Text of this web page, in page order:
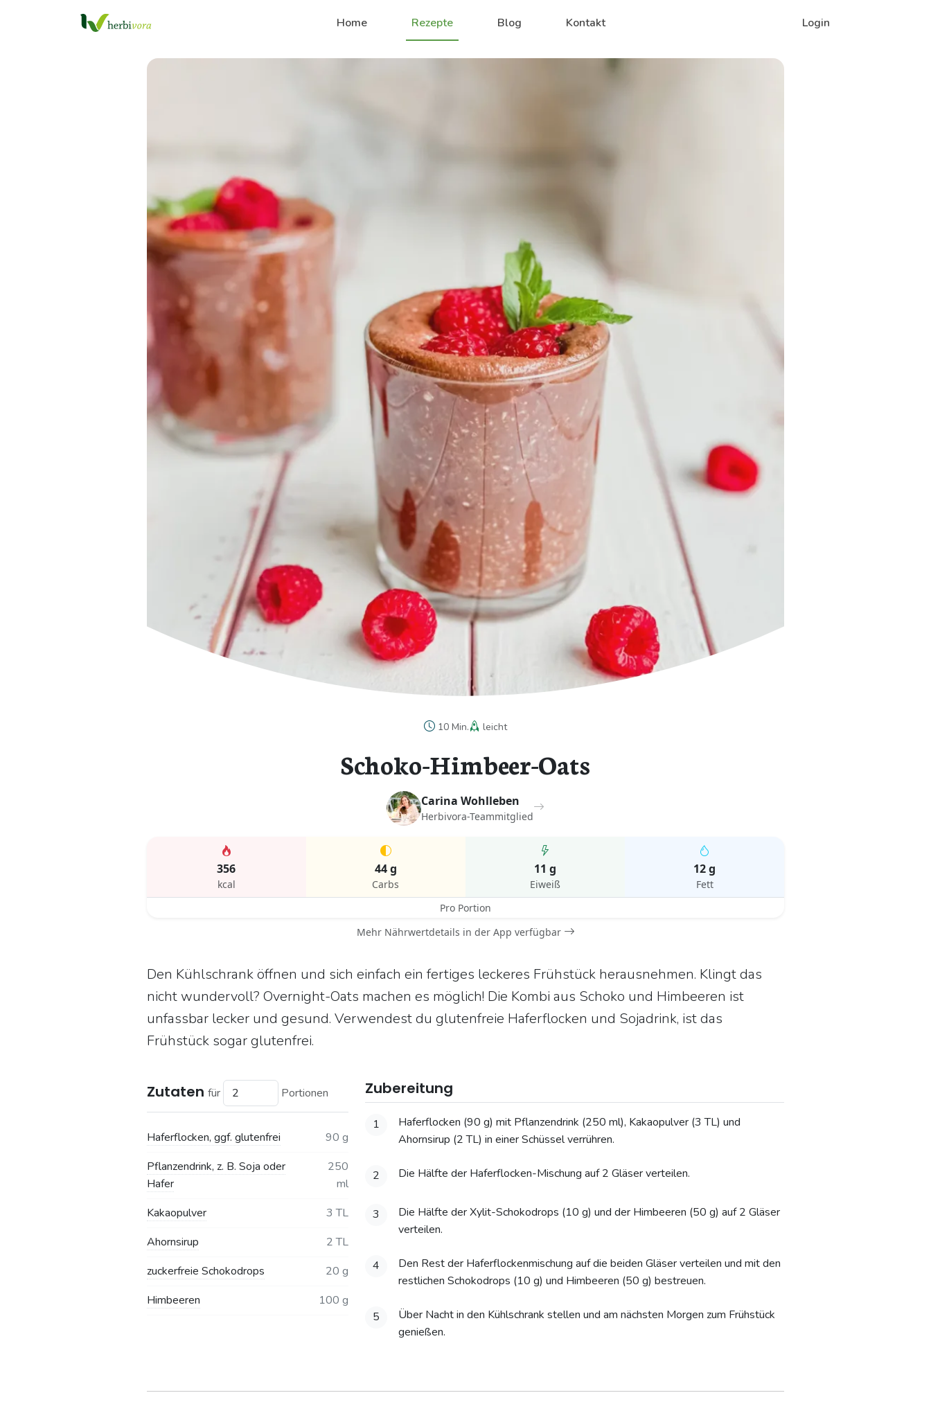
Home Rezepte Blog Kontakt Login
10 Min. leicht
Schoko-Himbeer-Oats
Carina Wohlleben
Herbivora-Teammitglied
356
kcal
44 g
Carbs
11 g
Eiweiß
12 g
Fett
Pro Portion
Mehr Nährwertdetails in der App verfügbar
Den Kühlschrank öffnen und sich einfach ein fertiges leckeres Frühstück herausnehmen. Klingt das
nicht wundervoll? Overnight-Oats machen es möglich! Die Kombi aus Schoko und Himbeeren ist
unfassbar lecker und gesund. Verwendest du glutenfreie Haferflocken und Sojadrink, ist das
Frühstück sogar glutenfrei.
Zutaten für Portionen
Haferflocken, ggf. glutenfrei
90 g
Pflanzendrink, z. B. Soja oder
Hafer
250
ml
Kakaopulver
3 TL
Ahornsirup
2 TL
zuckerfreie Schokodrops
20 g
Himbeeren
100 g
Zubereitung
1
Haferflocken (90 g) mit Pflanzendrink (250 ml), Kakaopulver (3 TL) und
Ahornsirup (2 TL) in einer Schüssel verrühren.
2 Die Hälfte der Haferflocken-Mischung auf 2 Gläser verteilen.
3
Die Hälfte der Xylit-Schokodrops (10 g) und der Himbeeren (50 g) auf 2 Gläser
verteilen.
4
Den Rest der Haferflockenmischung auf die beiden Gläser verteilen und mit den
restlichen Schokodrops (10 g) und Himbeeren (50 g) bestreuen.
5
Über Nacht in den Kühlschrank stellen und am nächsten Morgen zum Frühstück
genießen.